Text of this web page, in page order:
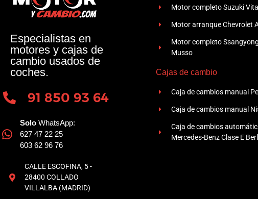
Especialistas en
motores y cajas de
cambio usados de
coches.
91 850 93 64
Solo WhatsApp:
627 47 22 25
603 62 96 76
CALLE ESCOFINA, 5 -
28400 COLLADO
VILLALBA (MADRID)
Motor completo Suzuki
Motor arranque Chevrolet
Motor completo Ssangyong
Musso
Cajas de cambio
Caja de cambios manual
Caja de cambios manual
Caja de cambios
Mercedes-Benz Clase E